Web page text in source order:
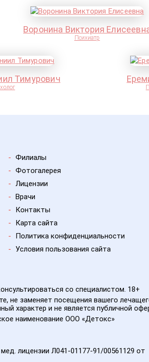
Воронина Виктория
Психиатр
Тимурович
- Филиалы
- Фотогалерея
- Лицензии
- Врачи
-
Контакты
-
Карта сайта
-
Политика конфиденциальности
- Условия пользования сайта
со специалистом. 18+
не заменяет посещения вашего
характер и не является публичной
наименование ООО «Детокс»
лицензии Л041-01177-91/00561129 от